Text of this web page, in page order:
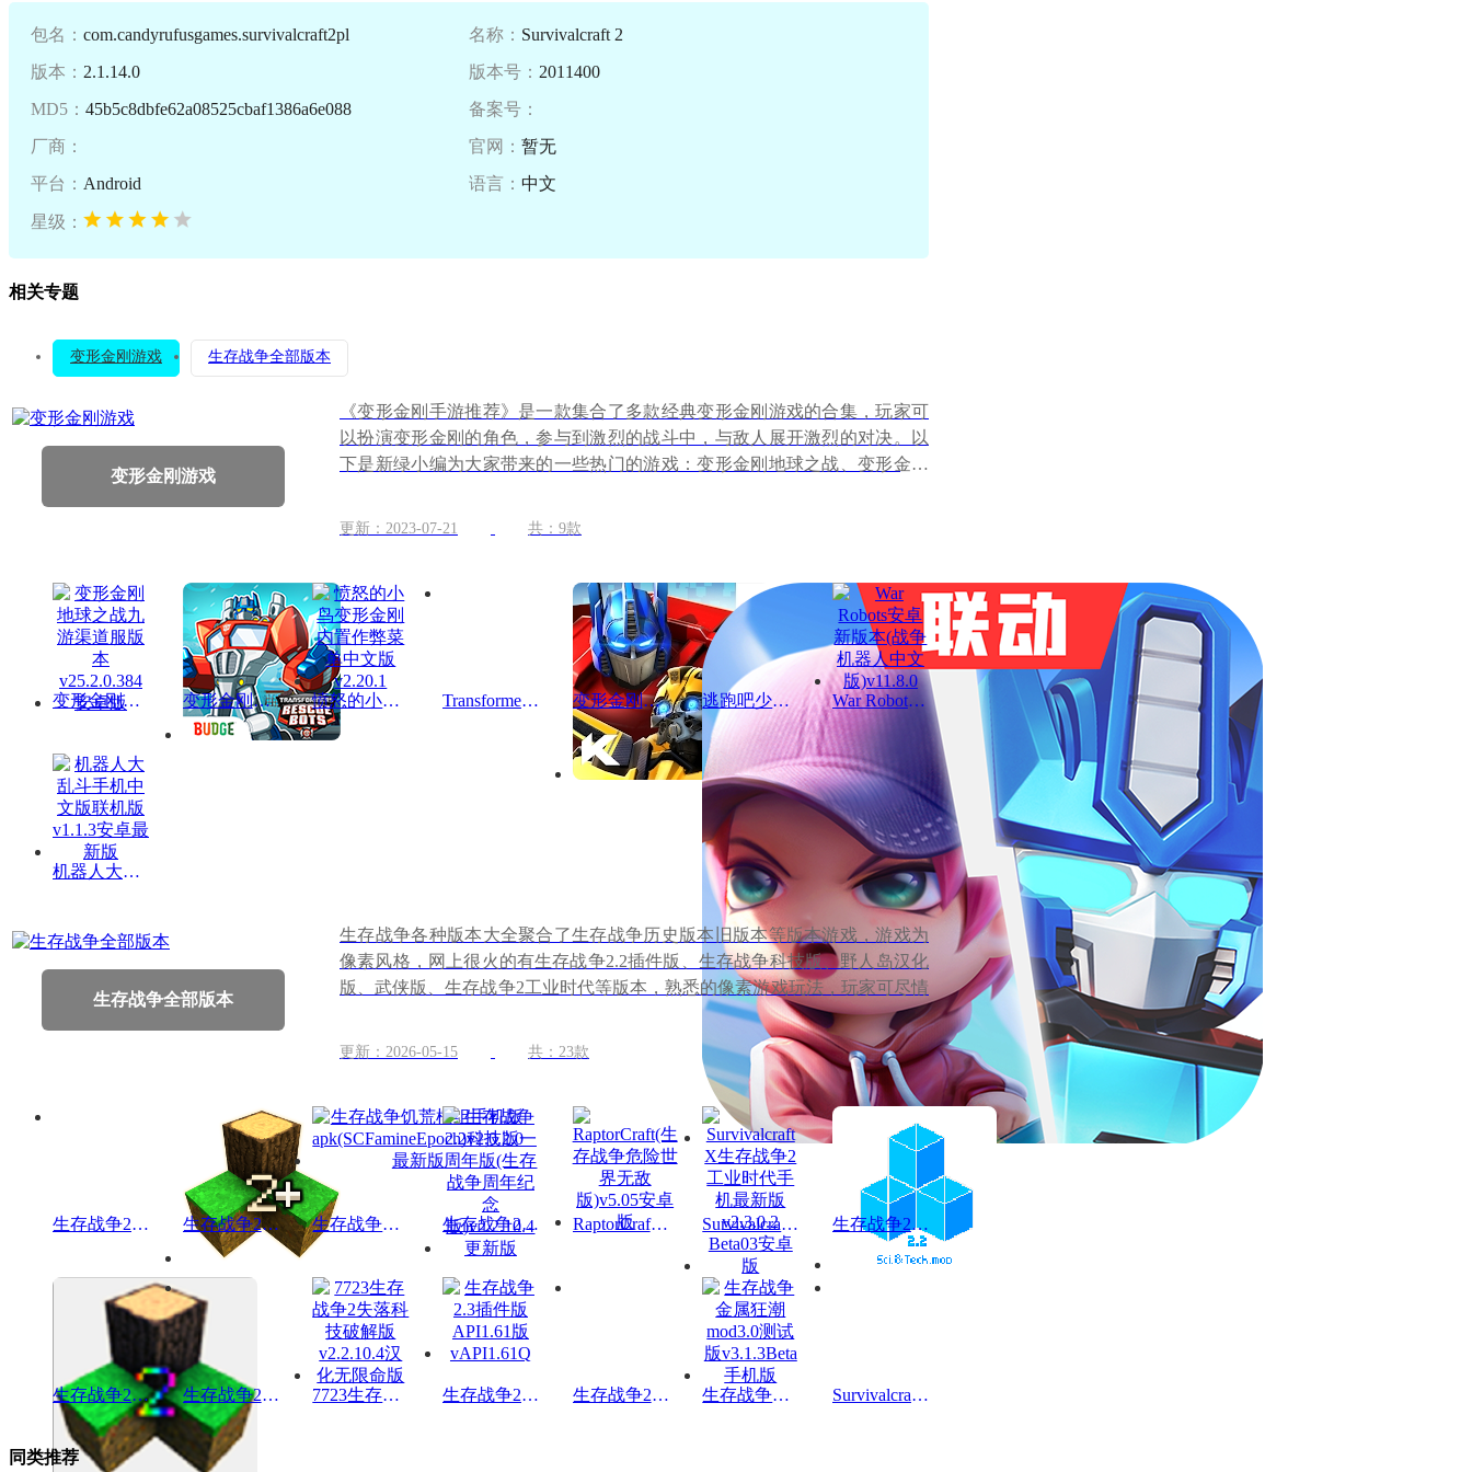
包名： com.candyrufusgames.survivalcraft2pl 名称： Survivalcraft 2
版本： 2.1.14.0 版本号： 2011400
MD5： 45b5c8dbfe62a08525cbaf1386a6e088
备案号：
厂商：
官网： 暂无
平台： Android 语言： 中文
星级：
相关专题
变形金刚游戏 生存战争全部版本
变形金刚游戏
《变形金刚手游推荐》是一款集合了多款经典变形金刚游戏的合集，玩家可
以扮演变形金刚的角色，参与到激烈的战斗中，与敌人展开激烈的对决。以
下是新绿小编为大家带来的一些热门的游戏：变形金刚地球之战、变形金刚
更新：2023-07-21 共：9款
变形金刚地球之战九游渠道服版本v25.2.0.384安卓版 变形金刚救援机器人英雄历险记谷歌版正版v2023.1.2安卓最新版 愤怒的小鸟变形金刚内置作弊菜单中文版v2.20.1 Transformers变形金刚地球大战国际服版v20.2.0.866安卓最新版 变形金刚国际服正版安装包v9.2.0安卓最新版 逃跑吧少年变形金刚联动版本v8.37.0官方最新版 War Robots安卓新版本(战争机器人中文版)v11.8.0
机器人大乱斗手机中文版联机版v1.1.3安卓最新版
生存战争全部版本
生存战争各种版本大全聚合了生存战争历史版本旧版本等版本游戏，游戏为
像素风格，网上很火的有生存战争2.2插件版、生存战争科技版、野人岛汉化
版、武侠版、生存战争2工业时代等版本，熟悉的像素游戏玩法，玩家可尽情
更新：2026-05-15 共：23款
生存战争2.4插件版汉化修改版vAPI1.80 生存战争2.2插件版安装包(生存战争api版本)vAPI1.4更新版 生存战争饥荒模组手机版apk(SCFamineEpoch)v2.0.2.0最新版 生存战争2.2科技版一周年版(生存战争周年纪念版)v2.2.10.4更新版 RaptorCraft(生存战争危险世界无敌版)v5.05安卓版 Survivalcraft X生存战争2工业时代手机最新版v2.3.0.2 Beta03安卓版 生存战争2.2科技版最新版v2.2.10.4完整汉化版
生存战争2野人岛最终版双人版2026破解版v6.6.6mod整合包版 生存战争2武侠版本破解版v3.0mod模组版 7723生存战争2失落科技破解版v2.2.10.4汉化无限命版 生存战争2.3插件版API1.61版vAPI1.61Q 生存战争2.2扩展版4.0修改版v2.2老版本 生存战争金属狂潮mod3.0测试版v3.1.3Beta 手机版 Survivalcraft 2生存战争2手机官方正版v2.4.10.8最新版
同类推荐